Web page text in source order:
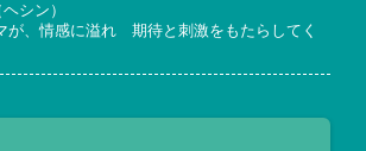
シン）
が、情感に溢れ 期待と刺激をもたらしてく